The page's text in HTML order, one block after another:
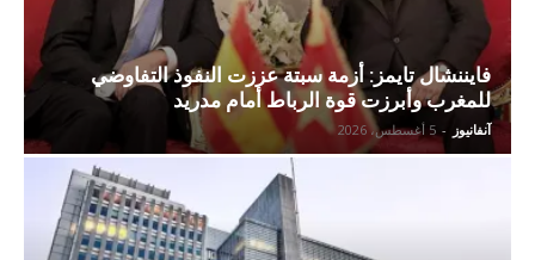
فايننشال تايمز: أزمة سبتة عززت النفوذ التفاوضي
للمغرب وأبرزت قوة الرباط أمام مدريد
آنفانيوز - 5 أغسطس، 2026